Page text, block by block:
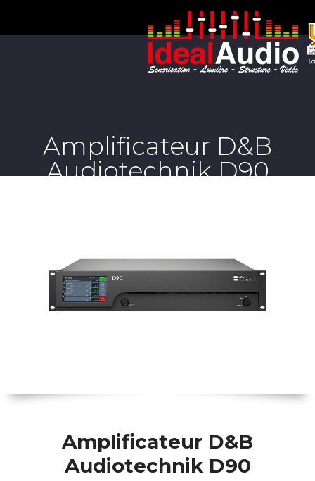
Amplificateur D&B
Audiotechnik D90
Amplificateur D&B
Audiotechnik D90